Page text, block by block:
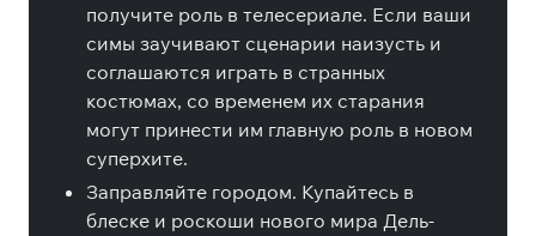
получите роль в телесериале. Если ваши
симы заучивают сценарии наизусть и
соглашаются играть в странных
костюмах, со временем их старания
могут принести им главную роль в новом
суперхите.
Заправляйте городом. Купайтесь в
блеске и роскоши нового мира Дель-